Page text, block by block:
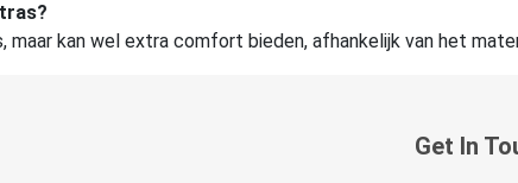
kan wel extra comfort bieden, afhankelijk van het
Get In